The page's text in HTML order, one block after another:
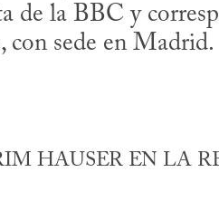
de la BBC y
con sede en Madrid.
HAUSER EN LA